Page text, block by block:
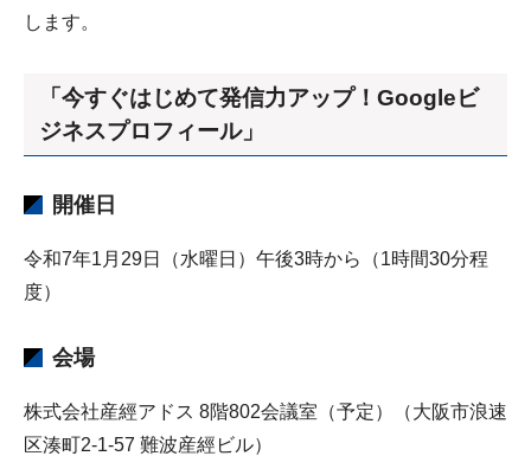
します。
「今すぐはじめて発信力アップ！Googleビ
ジネスプロフィール」
開催日
令和7年1月29日（水曜日）午後3時から（1時間30分程
度）
会場
株式会社産經アドス 8階802会議室（予定）（大阪市浪速
区湊町2-1-57 難波産經ビル）